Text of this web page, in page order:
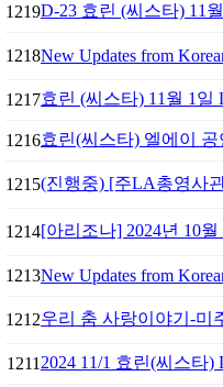
1219D-23 효린 (씨스타) 11
1218New Updates from
1217효린 (씨스타) 11월 1일
1216효린(씨스타) 엘에이
1215(진행중) [주LA총영사
1214[아리조나] ​2024년 10
1213New Updates from
1212우리 춤 사랑이야기-미
1211 2024 11/1 효린(씨스타)